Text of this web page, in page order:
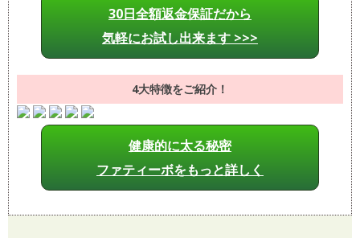
30日全額返金保証だから
気軽にお試し出来ます >>>
4大特徴をご紹介！
健康的に太る秘密
ファティーボをもっと詳しく